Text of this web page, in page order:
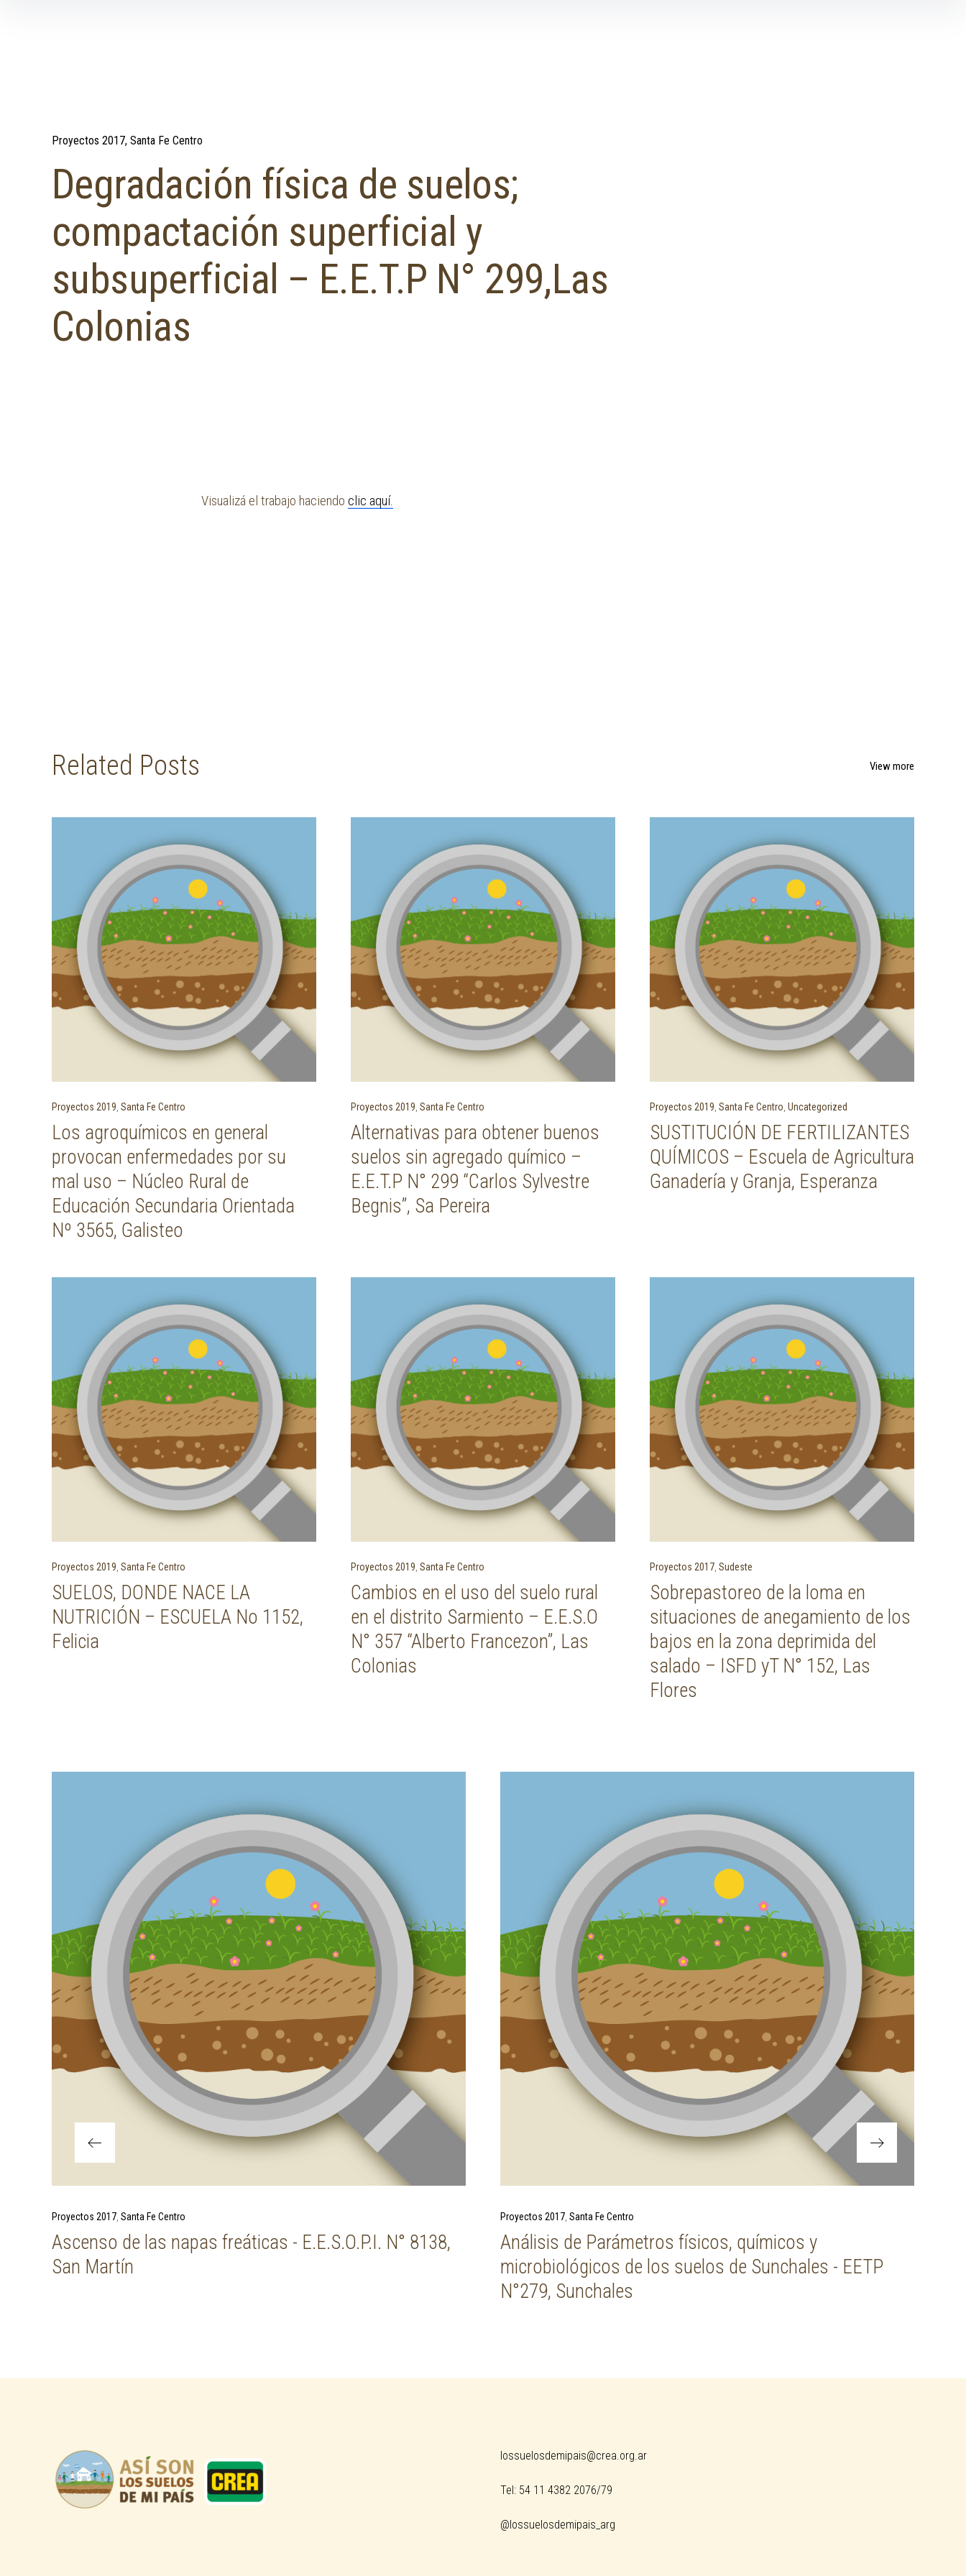
Proyectos 2017 Santa Fe Centro
Degradación física de suelos;
compactación superficial y
subsuperficial – E.E.T.P N° 299,Las
Colonias
Visualizá el trabajo haciendo clic aquí.
Related Posts View more
Proyectos 2019 Santa Fe Centro
Los agroquímicos en general
provocan enfermedades por su
mal uso – Núcleo Rural de
Educación Secundaria Orientada
Nº 3565, Galisteo
Proyectos 2019 Santa Fe Centro
Alternativas para obtener buenos
suelos sin agregado químico –
E.E.T.P N° 299 “Carlos Sylvestre
Begnis”, Sa Pereira
Proyectos 2019 Santa Fe Centro Uncategorized
SUSTITUCIÓN DE FERTILIZANTES
QUÍMICOS – Escuela de Agricultura
Ganadería y Granja, Esperanza
Proyectos 2019 Santa Fe Centro
SUELOS, DONDE NACE LA
NUTRICIÓN – ESCUELA No 1152,
Felicia
Proyectos 2019 Santa Fe Centro
Cambios en el uso del suelo rural
en el distrito Sarmiento – E.E.S.O
N° 357 “Alberto Francezon”, Las
Colonias
Proyectos 2017, Sudeste
Sobrepastoreo de la loma en
situaciones de anegamiento de los
bajos en la zona deprimida del
salado – ISFD yT N° 152, Las
Flores
Previous Post
Proyectos 2017 Santa Fe Centro
Ascenso de las napas freáticas - E.E.S.O.P.I. N° 8138,
San Martín
Next Post
Proyectos 2017 Santa Fe Centro
Análisis de Parámetros físicos, químicos y
microbiológicos de los suelos de Sunchales - EETP
N°279, Sunchales
lossuelosdemipais@crea.org.ar
Tel: 54 11 4382 2076/79
@lossuelosdemipais_arg